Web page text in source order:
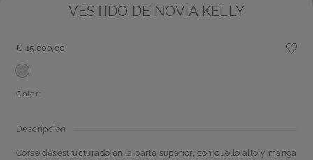
VESTIDO DE NOVIA KELLY
€ 15.000,00
Color:
Descripción
Corsé desestructurado en la parte superior, con cuello alto y manga